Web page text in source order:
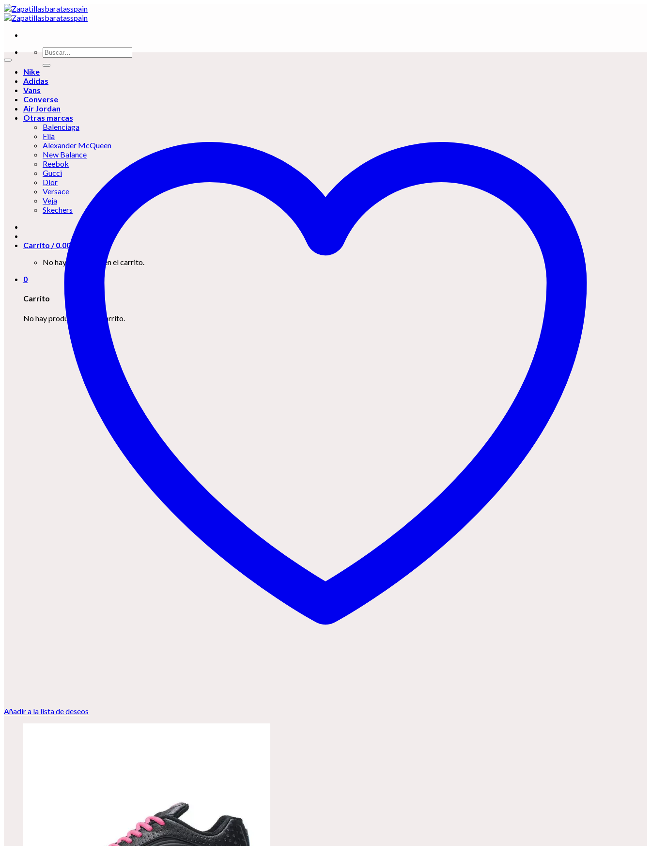
Skip
to
Buscar
por:
Nike
Adidas
Vans
Converse
Air Jordan
Otras marcas
Balenciaga
Fila
Alexander McQueen
New Balance
Reebok
Gucci
Dior
Versace
Veja
Skechers
Carrito /0,00
No hay productos en el carrito.
0
Carrito
No hay productos en el carrito.
Añadir a la lista de deseos